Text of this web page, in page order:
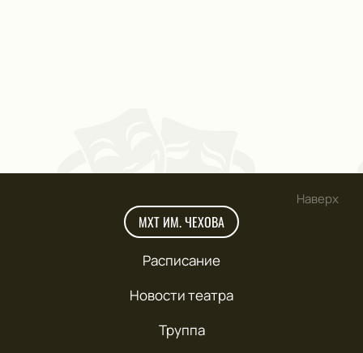
Наверх
МХТ ИМ. ЧЕХОВА
Расписание
Новости театра
Труппа